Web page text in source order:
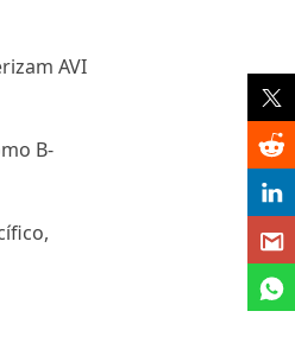
AVI
B-